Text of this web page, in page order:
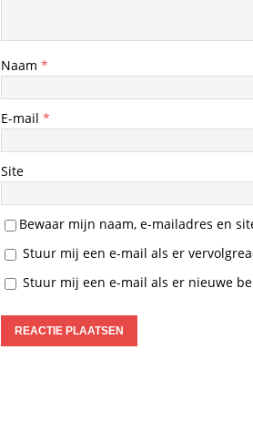
Naam *
E-mail *
Site
Bewaar mijn naam, e-mailadres en
Stuur mij een e-mail als er
Stuur mij een e-mail als er nieuwe